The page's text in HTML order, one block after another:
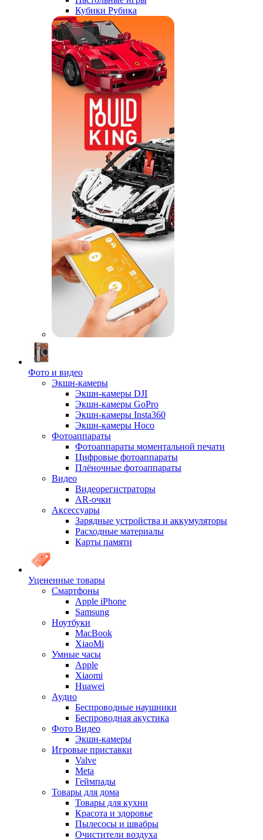
Кубики Рубика
Фото и видео
Экшн-камеры
Экшн-камеры DJI
Экшн-камеры GoPro
Экшн-камеры Insta360
Экшн-камеры Hoco
Фотоаппараты
Фотоаппараты моментальной печати
Цифровые фотоаппараты
Плёночные фотоаппараты
Видео
Видеорегистраторы
AR-очки
Аксессуары
Зарядные устройства и аккумуляторы
Расходные материалы
Карты памяти
Уцененные товары
Cмартфоны
Apple iPhone
Samsung
Ноутбуки
MacBook
XiaoMi
Умные часы
Apple
Xiaomi
Huawei
Аудио
Беспроводные наушники
Беспроводная акустика
Фото Видео
Экшн-камеры
Игровые приставки
Valve
Meta
Геймпады
Товары для дома
Товары для кухни
Красота и здоровье
Пылесосы и швабры
Очистители воздуха